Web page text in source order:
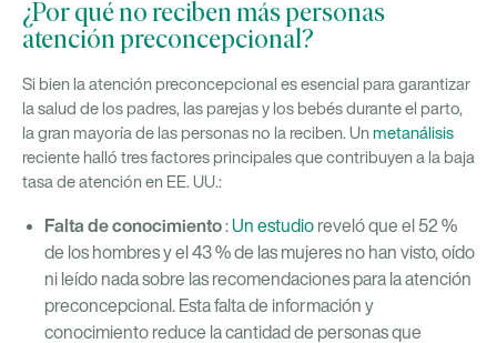
¿Por qué no reciben más personas
atención preconcepcional?
Si bien la atención preconcepcional es esencial para garantizar
la salud de los padres, las parejas y los bebés durante el parto,
la gran mayoría de las personas no la reciben. Unmetanálisis
reciente halló tres factores principales que contribuyen a la baja
tasa de atención en EE. UU.:
Falta de conocimiento:Un estudio reveló que el 52 %
de los hombres y el 43 % de las mujeres no han visto, oído
ni leído nada sobre las recomendaciones para la atención
preconcepcional. Esta falta de información y
conocimiento reduce la cantidad de personas que